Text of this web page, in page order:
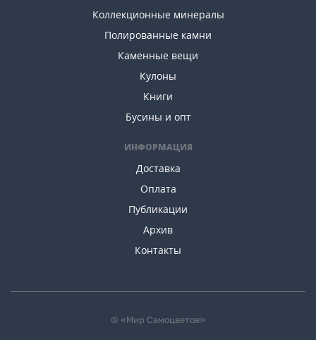
Коллекционные минералы
Полированные камни
Каменные вещи
Кулоны
Книги
Бусины и опт
ИНФОРМАЦИЯ
Доставка
Оплата
Публикации
Архив
Контакты
© «Мир Самоцветов»